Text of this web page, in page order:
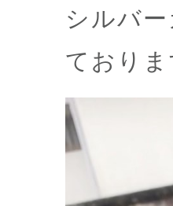
シルバ
ており
動
画